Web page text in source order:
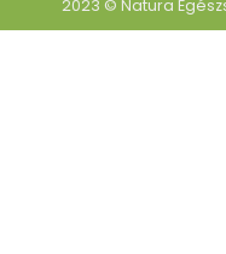
2023 © Natura